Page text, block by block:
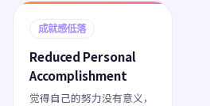
成就感低落
Reduced Personal
Accomplishment
觉得自己的努力没有意义，